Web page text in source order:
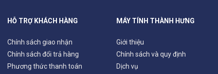
HỖ TRỢ KHÁCH HÀNG
Chính sách giao nhận
Chính sách đổi trả hàng
Phương thức thanh toán
MÁY TÍNH THÀNH HƯNG
Giới thiệu
Chính sách và quy định
Dịch vụ